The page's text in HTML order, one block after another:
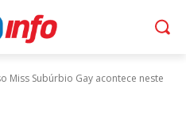
Miss Subúrbio Gay acontece neste